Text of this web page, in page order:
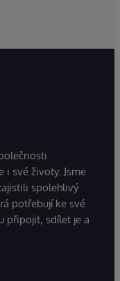
i své životy. Jsme
spolehlivý
potřebují ke své
připojit, sdílet je a